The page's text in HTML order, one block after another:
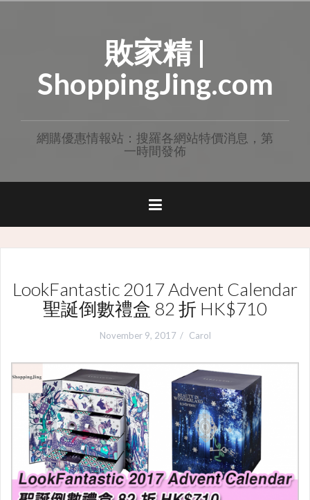
敗家精 |
ShoppingJing.com
網購優惠情報站：搜羅各網站特價消息，第
一時間發佈
LookFantastic 2017 Advent Calendar
聖誕倒數禮盒 82 折 HK$710
November 9, 2017 Carol